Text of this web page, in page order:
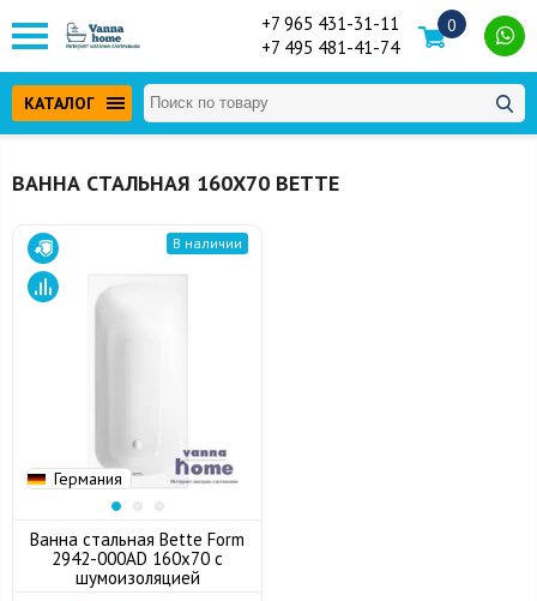
+7 965 431-31-11
+7 495 481-41-74
0
КАТАЛОГ
ВАННА СТАЛЬНАЯ 160Х70 BETTE
Германия
В наличии
Ванна стальная Bette Form
2942-000AD 160x70 с
шумоизоляцией